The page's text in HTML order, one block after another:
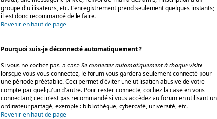
groupe d'utilisateurs, etc. L'enregistrement prend seulement quelques instants;
il est donc recommandé de le faire.
Revenir en haut de page
Pourquoi suis-je déconnecté automatiquement ?
Si vous ne cochez pas la caseSe connecter automatiquement à chaque visite
lorsque vous vous connectez, le forum vous gardera seulement connecté pour
une période préétablie. Ceci permet d'éviter une utilisation abusive de votre
compte par quelqu'un d'autre. Pour rester connecté, cochez la case en vous
connectant; ceci n'est pas recommandé si vous accédez au forum en utilisant un
ordinateur partagé, exemple : bibliothèque, cybercafé, université, etc.
Revenir en haut de page